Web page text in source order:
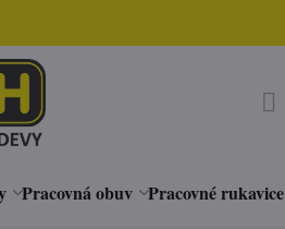
Pracovná obuv Pracovné rukavice